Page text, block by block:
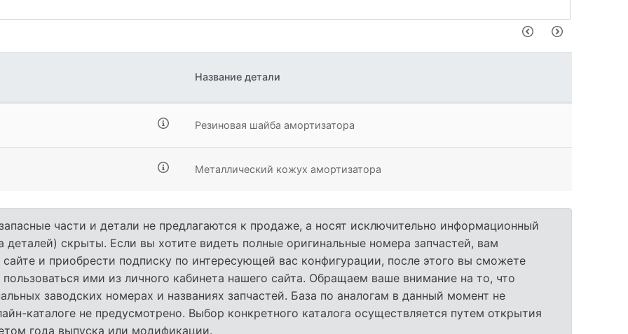
Название детали
Резиновая шайба амортизатора
Металлический кожух амортизатора
части и детали не предлагаются к продаже, а носят исключительно информационный
скрыты. Если вы хотите видеть полные оригинальные номера запчастей, вам
и приобрести подписку по интересующей вас конфигурации, после этого вы сможете
ими из личного кабинета нашего сайта. Обращаем ваше внимание на то, что
заводских номерах и названиях запчастей. База по аналогам в данный момент не
каталоге не предусмотрено. Выбор конкретного каталога осуществляется путем открытия
года выпуска или модификации.